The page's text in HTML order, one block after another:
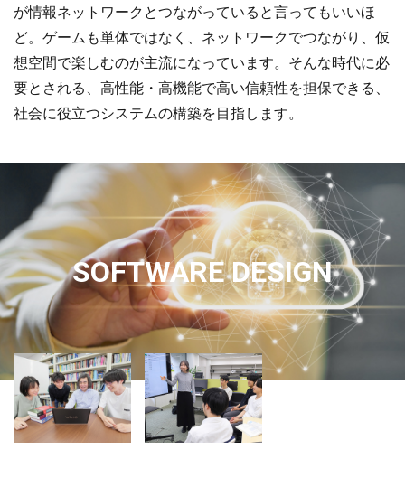
が情報ネットワークとつながっていると言ってもいいほ
ど。ゲームも単体ではなく、ネットワークでつながり、仮
想空間で楽しむのが主流になっています。そんな時代に必
要とされる、高性能・高機能で高い信頼性を担保できる、
社会に役立つシステムの構築を目指します。
SOFTWARE DESIGN